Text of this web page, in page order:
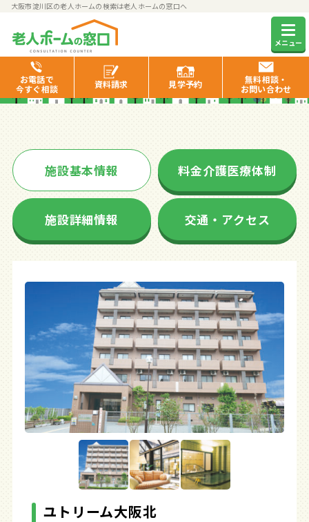
大阪市淀川区の老人ホームの検索は老人ホームの窓口へ
メニュー
お電話で
今すぐ相談
資料請求 見学予約
無料相談・
お問い合わせ
ユトリーム大阪北
施設基本情報 料金介護医療体制
施設詳細情報 交通・アクセス
ユトリーム大阪北